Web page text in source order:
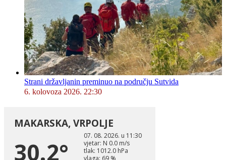
Strani državljanin preminuo na području Sutvida
6. kolovoza 2026. 22:30